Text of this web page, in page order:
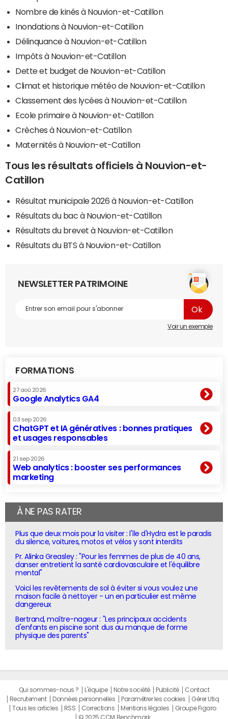
Nombre de kinés à Nouvion-et-Catillon
Inondations à Nouvion-et-Catillon
Délinquance à Nouvion-et-Catillon
Impôts à Nouvion-et-Catillon
Dette et budget de Nouvion-et-Catillon
Climat et historique météo de Nouvion-et-Catillon
Classement des lycées à Nouvion-et-Catillon
Ecole primaire à Nouvion-et-Catillon
Crèches à Nouvion-et-Catillon
Maternités à Nouvion-et-Catillon
Tous les résultats officiels à Nouvion-et-
Catillon
Résultat municipale 2026 à Nouvion-et-Catillon
Résultats du bac à Nouvion-et-Catillon
Résultats du brevet à Nouvion-et-Catillon
Résultats du BTS à Nouvion-et-Catillon
NEWSLETTER PATRIMOINE
Voir un exemple
FORMATIONS
27 aoû 2026
Google Analytics GA4
03 sep 2026
ChatGPT et IA génératives : bonnes pratiques
et usages responsables
21 sep 2026
Web analytics : booster ses performances
marketing
À NE PAS RATER
Plus que deux mois pour la visiter : l'île d'Hydra est le paradis
du silence, voitures, motos et vélos y sont interdits
Pr. Alinka Greasley : "Pour les femmes de plus de 40 ans,
danser entretient la santé cardiovasculaire et l'équilibre
mental"
Voici les revêtements de sol à éviter si vous voulez une
maison facile à nettoyer - un en particulier est même
dangereux
Bertrand, maître-nageur : "Les principaux accidents
d'enfants en piscine sont dus au manque de forme
physique des parents"
Qui sommes-nous ? L'équipe Notre société Publicité
Contact
Recrutement
Données personnelles Paramétrer les cookies
Gérer Utiq
Tous les articles
RSS Corrections Mentions légales
Groupe Figaro
© 2025 CCM Benchmark